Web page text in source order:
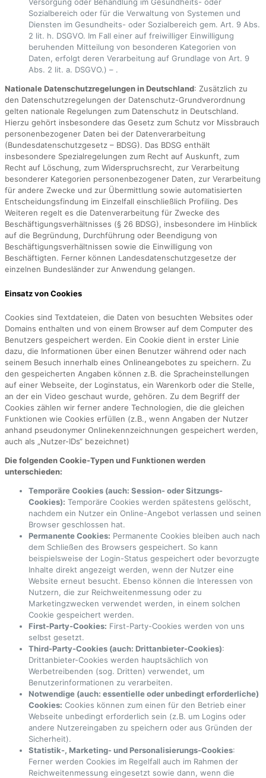
Sozialbereich oder für die Verwaltung von Systemen und
Diensten im Gesundheits- oder Sozialbereich gem. Art. 9 Abs.
2 lit. h. DSGVO. Im Fall einer auf freiwilliger Einwilligung
beruhenden Mitteilung von besonderen Kategorien von
Daten, erfolgt deren Verarbeitung auf Grundlage von Art. 9
Abs. 2 lit. a. DSGVO.) – .
Nationale Datenschutzregelungen in Deutschland: Zusätzlich zu
den Datenschutzregelungen der Datenschutz-Grundverordnung
gelten nationale Regelungen zum Datenschutz in Deutschland.
Hierzu gehört insbesondere das Gesetz zum Schutz vor Missbrauch
personenbezogener Daten bei der Datenverarbeitung
(Bundesdatenschutzgesetz – BDSG). Das BDSG enthält
insbesondere Spezialregelungen zum Recht auf Auskunft, zum
Recht auf Löschung, zum Widerspruchsrecht, zur Verarbeitung
besonderer Kategorien personenbezogener Daten, zur Verarbeitung
für andere Zwecke und zur Übermittlung sowie automatisierten
Entscheidungsfindung im Einzelfall einschließlich Profiling. Des
Weiteren regelt es die Datenverarbeitung für Zwecke des
Beschäftigungsverhältnisses (§ 26 BDSG), insbesondere im Hinblick
auf die Begründung, Durchführung oder Beendigung von
Beschäftigungsverhältnissen sowie die Einwilligung von
Beschäftigten. Ferner können Landesdatenschutzgesetze der
einzelnen Bundesländer zur Anwendung gelangen.
Einsatz von Cookies
Cookies sind Textdateien, die Daten von besuchten Websites oder
Domains enthalten und von einem Browser auf dem Computer des
Benutzers gespeichert werden. Ein Cookie dient in erster Linie
dazu, die Informationen über einen Benutzer während oder nach
seinem Besuch innerhalb eines Onlineangebotes zu speichern. Zu
den gespeicherten Angaben können z.B. die Spracheinstellungen
auf einer Webseite, der Loginstatus, ein Warenkorb oder die Stelle,
an der ein Video geschaut wurde, gehören. Zu dem Begriff der
Cookies zählen wir ferner andere Technologien, die die gleichen
Funktionen wie Cookies erfüllen (z.B., wenn Angaben der Nutzer
anhand pseudonymer Onlinekennzeichnungen gespeichert werden,
auch als „Nutzer-IDs“ bezeichnet)
Die folgenden Cookie-Typen und Funktionen werden
unterschieden:
Temporäre Cookies (auch: Session- oder Sitzungs-
Cookies): Temporäre Cookies werden spätestens gelöscht,
nachdem ein Nutzer ein Online-Angebot verlassen und seinen
Browser geschlossen hat.
Permanente Cookies: Permanente Cookies bleiben auch nach
dem Schließen des Browsers gespeichert. So kann
beispielsweise der Login-Status gespeichert oder bevorzugte
Inhalte direkt angezeigt werden, wenn der Nutzer eine
Website erneut besucht. Ebenso können die Interessen von
Nutzern, die zur Reichweitenmessung oder zu
Marketingzwecken verwendet werden, in einem solchen
Cookie gespeichert werden.
First-Party-Cookies: First-Party-Cookies werden von uns
selbst gesetzt.
Third-Party-Cookies (auch: Drittanbieter-Cookies):
Drittanbieter-Cookies werden hauptsächlich von
Werbetreibenden (sog. Dritten) verwendet, um
Benutzerinformationen zu verarbeiten.
Notwendige (auch: essentielle oder unbedingt erforderliche)
Cookies: Cookies können zum einen für den Betrieb einer
Webseite unbedingt erforderlich sein (z.B. um Logins oder
andere Nutzereingaben zu speichern oder aus Gründen der
Sicherheit).
Statistik-, Marketing- und Personalisierungs-Cookies:
Ferner werden Cookies im Regelfall auch im Rahmen der
Reichweitenmessung eingesetzt sowie dann, wenn die